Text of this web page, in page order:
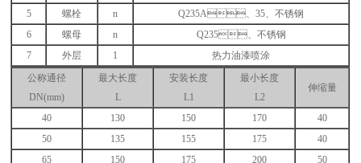
5
螺栓 n
Q235A、35、不锈钢
6
螺母 n
Q235、不锈钢
7
外层 1
热力油漆喷涂
公称通径
DN(mm)
最大长度
L
安装长度
L1
最小长度
L2
伸缩量
40 130 150 170
40
50
135 155 175
40
65
150 175 200
50